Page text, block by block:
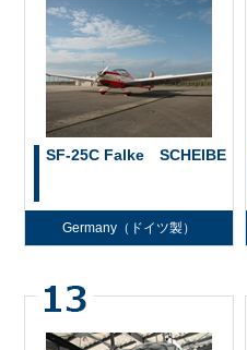
SF-25C Falke SCHEIBE
Germany（ドイツ製）